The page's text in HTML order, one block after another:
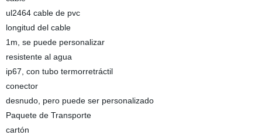
ul2464 cable de pvc
longitud del cable
1m, se puede personalizar
resistente al agua
ip67, con tubo termorretráctil
conector
desnudo, pero puede ser personalizado
Paquete de Transporte
cartón